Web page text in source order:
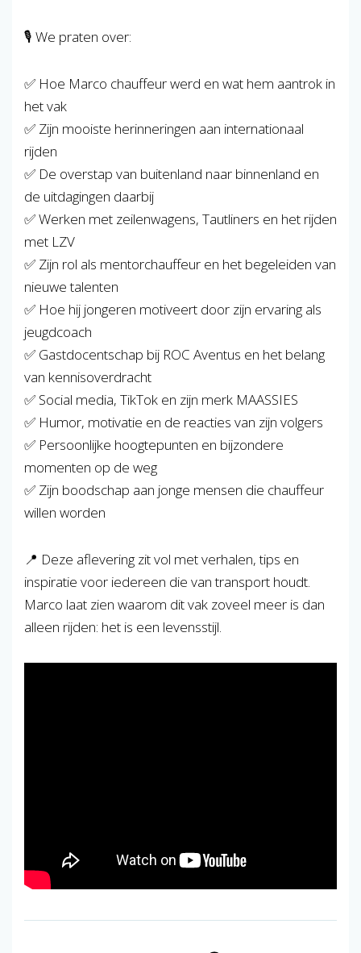
🎙️ We praten over:
✅ Hoe Marco chauffeur werd en wat hem aantrok in
het vak
✅ Zijn mooiste herinneringen aan internationaal
rijden
✅ De overstap van buitenland naar binnenland en
de uitdagingen daarbij
✅ Werken met zeilenwagens, Tautliners en het rijden
met LZV
✅ Zijn rol als mentorchauffeur en het begeleiden van
nieuwe talenten
✅ Hoe hij jongeren motiveert door zijn ervaring als
jeugdcoach
✅ Gastdocentschap bij ROC Aventus en het belang
van kennisoverdracht
✅ Social media, TikTok en zijn merk MAASSIES
✅ Humor, motivatie en de reacties van zijn volgers
✅ Persoonlijke hoogtepunten en bijzondere
momenten op de weg
✅ Zijn boodschap aan jonge mensen die chauffeur
willen worden
📍 Deze aflevering zit vol met verhalen, tips en
inspiratie voor iedereen die van transport houdt.
Marco laat zien waarom dit vak zoveel meer is dan
alleen rijden: het is een levensstijl.